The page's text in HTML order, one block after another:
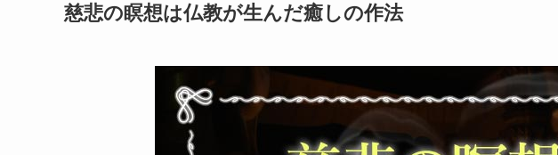
慈悲の瞑想は仏教が生んだ癒しの作法